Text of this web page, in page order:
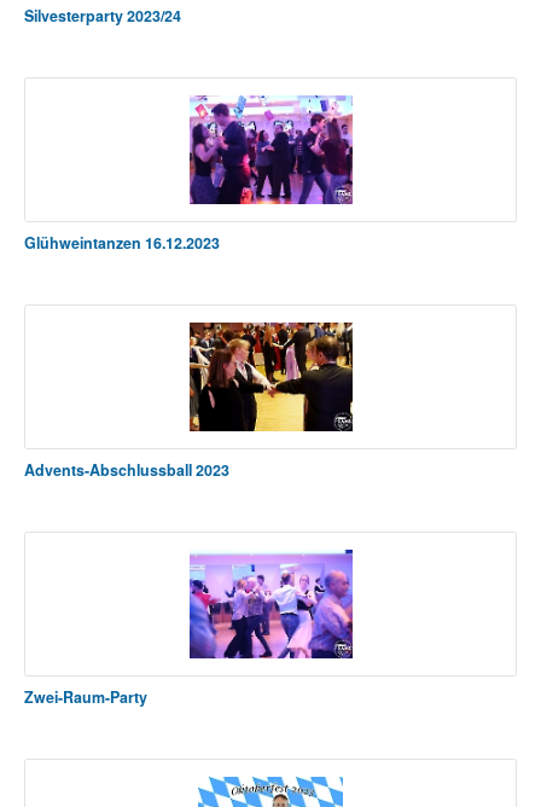
Silvesterparty 2023/24
Glühweintanzen 16.12.2023
Advents-Abschlussball 2023
Zwei-Raum-Party